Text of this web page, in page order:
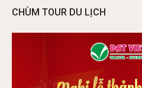
CHÙM TOUR DU LỊCH